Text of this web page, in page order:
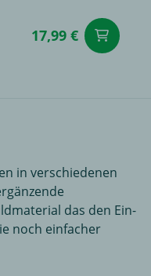
17,99 €
in verschiedenen
das den Ein-
noch einfacher